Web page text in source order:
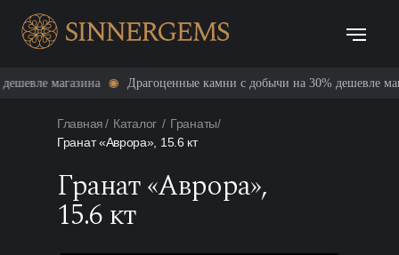
магазина Драгоценные камни с добычи на 30% дешевле магазина
Гранат «Аврора»,
15.6 кт
Главная/ Каталог / Гранаты/
Гранат «Аврора», 15.6 кт